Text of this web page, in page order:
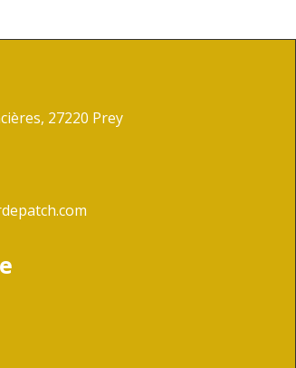
27220 Prey